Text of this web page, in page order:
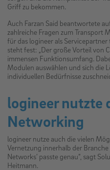
Griff zu bekommen.
Auch Farzan Said beantwortete
zahlreiche Fragen zum Transport
für das logineer als
steht fest: „Der große Vorteil von
immensen Funktionsumfang.
Modulen auswählen und sich die
individuellen Bedürfnisse
logineer nutzte
Networking
logineer nutze auch die vielen
Vernetzung innerhalb der
Networks‘ passte genau“, sagt
Heitmann.